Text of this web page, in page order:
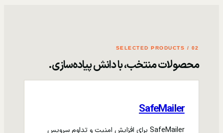
02 / SELECTED PRODUCTS
محصولات منتخب، با دانش پیاده‌سازی.
SafeMailer
SafeMailer برای افزایش امنیت و تداوم سرویس